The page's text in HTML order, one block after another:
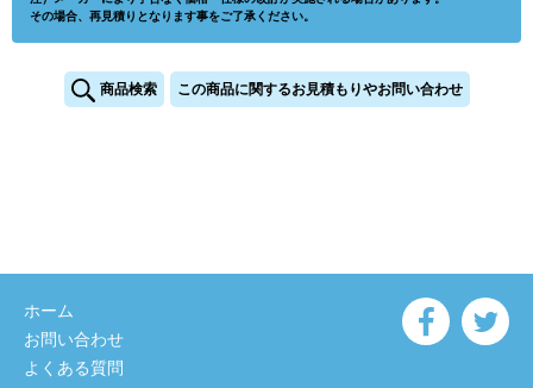
その場合、再見積りとなります事をご了承ください。
商品検索 この商品に関するお見積もりやお問い合わせ
ホーム
お問い合わせ
よくある質問